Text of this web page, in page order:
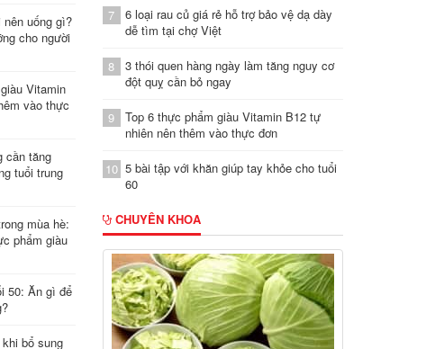
nên uống gì?
cho người
Vitamin
vào thực
cần tăng
tuổi trung
mùa hè:
phẩm giàu
50: Ăn gì để
bổ sung
7
6 loại rau củ giá rẻ hỗ trợ bảo vệ dạ dày
dễ tìm tại chợ Việt
8
3 thói quen hàng ngày làm tăng nguy cơ
đột quỵ cần bỏ ngay
9
Top 6 thực phẩm giàu Vitamin B12 tự
nhiên nên thêm vào thực đơn
10 5 bài tập với khăn giúp tay khỏe cho tuổi
60
CHUYÊN KHOA